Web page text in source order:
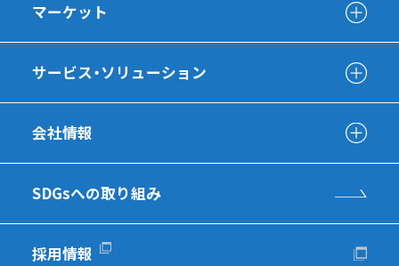
マーケット
サービス・ソリューション
会社情報
SDGsへの取り組み
採用情報